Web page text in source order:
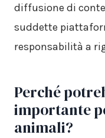
diffusione di
suddette
responsabilità a
Perché
importante
animali?